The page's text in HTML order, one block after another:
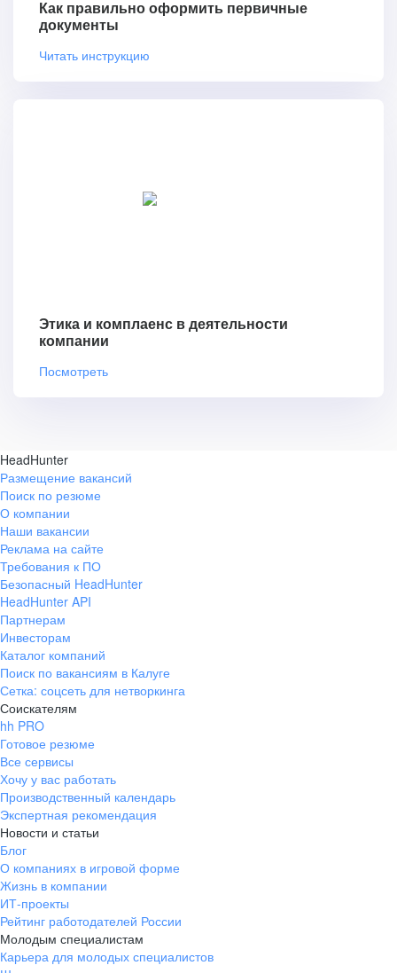
Как правильно оформить первичные
документы
Читать инструкцию
Этика и комплаенс в деятельности
компании
Посмотреть
HeadHunter
Размещение вакансий
Поиск по резюме
О компании
Наши вакансии
Реклама на сайте
Требования к ПО
Безопасный HeadHunter
HeadHunter API
Партнерам
Инвесторам
Каталог компаний
Поиск по вакансиям в Калуге
Сетка: соцсеть для нетворкинга
Соискателям
hh PRO
Готовое резюме
Все сервисы
Хочу у вас работать
Производственный календарь
Экспертная рекомендация
Новости и статьи
Блог
О компаниях в игровой форме
Жизнь в компании
ИТ-проекты
Рейтинг работодателей России
Молодым специалистам
Карьера для молодых специалистов